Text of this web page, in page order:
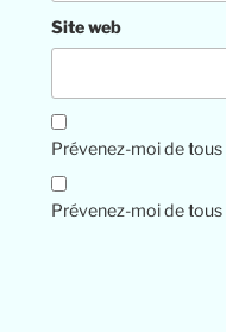
Site web
Prévenez-moi de
Prévenez-moi de